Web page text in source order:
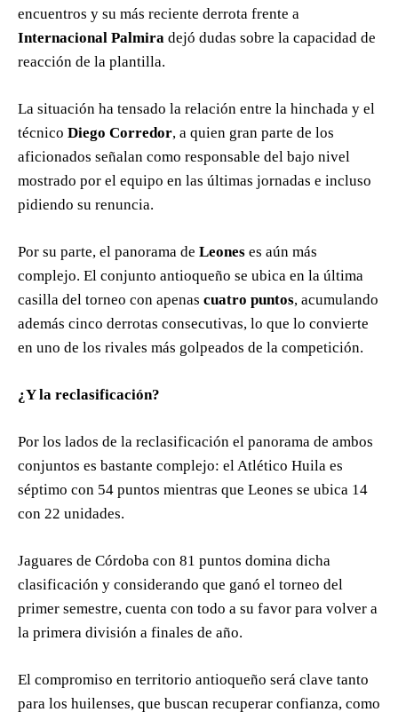
encuentros y su más reciente derrota frente a
Internacional Palmira dejó dudas sobre la capacidad de
reacción de la plantilla.
La situación ha tensado la relación entre la hinchada y el
técnico Diego Corredor, a quien gran parte de los
aficionados señalan como responsable del bajo nivel
mostrado por el equipo en las últimas jornadas e incluso
pidiendo su renuncia.
Por su parte, el panorama de Leones es aún más
complejo. El conjunto antioqueño se ubica en la última
casilla del torneo con apenas cuatro puntos, acumulando
además cinco derrotas consecutivas, lo que lo convierte
en uno de los rivales más golpeados de la competición.
¿Y la reclasificación?
Por los lados de la reclasificación el panorama de ambos
conjuntos es bastante complejo: el Atlético Huila es
séptimo con 54 puntos mientras que Leones se ubica 14
con 22 unidades.
Jaguares de Córdoba con 81 puntos domina dicha
clasificación y considerando que ganó el torneo del
primer semestre, cuenta con todo a su favor para volver a
la primera división a finales de año.
El compromiso en territorio antioqueño será clave tanto
para los huilenses, que buscan recuperar confianza, como